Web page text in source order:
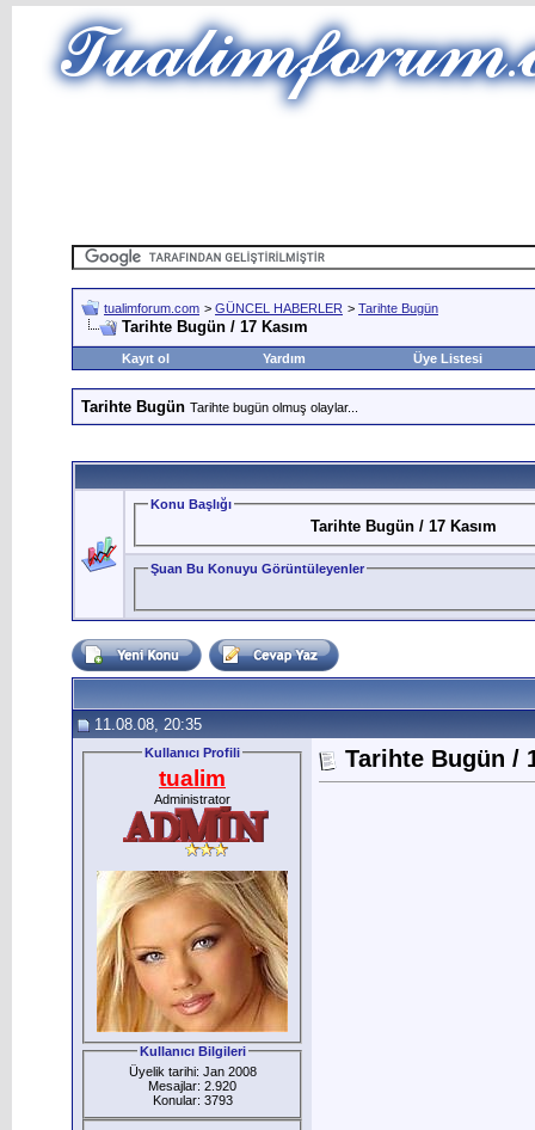
tualimforum.com > GÜNCEL HABERLER > Tarihte Bugün
Tarihte Bugün / 17 Kasım
Kayıt ol Yardım Üye Listesi
Tarihte Bugün Tarihte bugün olmuş olaylar...
Konu Başlığı
Tarihte Bugün / 17 Kasım
Şuan Bu Konuyu Görüntüleyenler
11.08.08, 20:35
Kullanıcı Profili
tualim
Administrator
Kullanıcı Bilgileri
Üyelik tarihi: Jan 2008
Mesajlar: 2.920
Konular: 3793
Tarihte Bugün /